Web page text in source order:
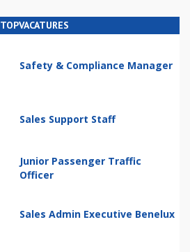
TOPVACATURES
Safety & Compliance Manager
Sales Support Staff
Junior Passenger Traffic
Officer
Sales Admin Executive Benelux